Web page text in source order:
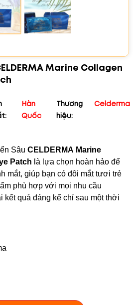
Marine Collagen
Hàn
Quốc
Thương
hiệu:
Celderma
Sâu CELDERMA Marine
Patch là lựa chọn hoàn hảo để
mắt, giúp bạn có đôi mắt tươi trẻ
phù hợp với mọi nhu cầu
kết quả đáng kể chỉ sau một thời